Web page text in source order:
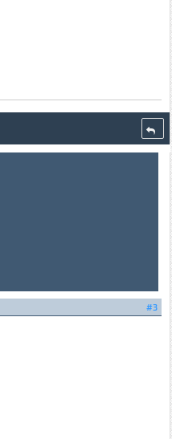
#3